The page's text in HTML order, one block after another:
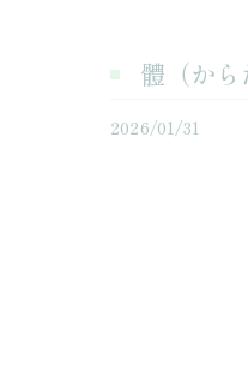
體（か
2026/01/31